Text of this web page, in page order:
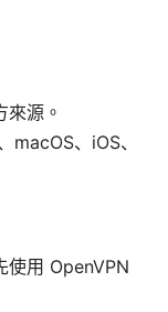
源。
、iOS、
使用 OpenVPN